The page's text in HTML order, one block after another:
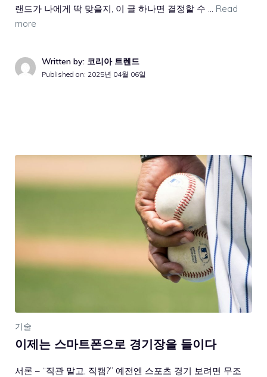
랜드가 나에게 딱 맞을지, 이 글 하나면 결정할 수 … Read
more
Written by: 코리아 트렌드
Published on: 2025년 04월 06일
기술
이제는 스마트폰으로 경기장을 들이다
서론 – “직관 말고, 직캠?” 예전엔 스포츠 경기 보려면 무조